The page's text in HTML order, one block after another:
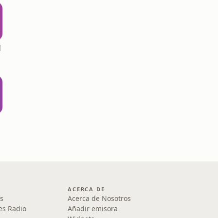
Radio
ACERCA DE
Acerca de Nosotros
Añadir emisora